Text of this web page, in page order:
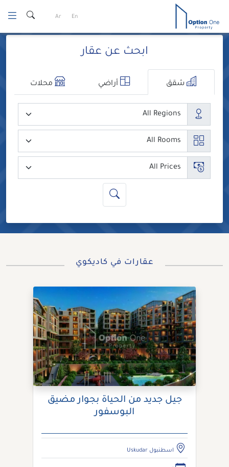
content
En
Ar
ابحث عن عقار
شقق أراضي محلات
عقارات في كاديكوي
جيل جديد من الحياة بجوار مضيق
البوسفور
اسطنبول Uskudar